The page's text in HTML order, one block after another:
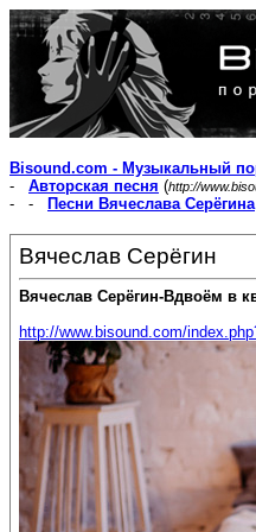
Bisound.com - Музыкальный
- Авторская песня (http://
- -
Песни Вячеслава Серёгина
Вячеслав Серёгин
Вячеслав Серёгин-Вдвоём в
http://www.bisound.com/